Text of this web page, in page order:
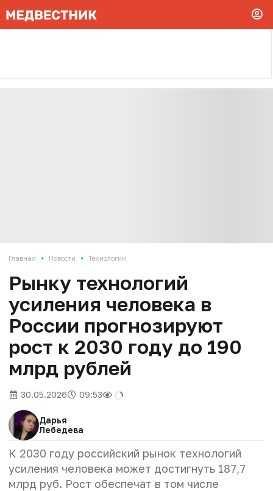
Главная • Новости • Технологии
Рынку технологий
усиления человека в
России прогнозируют
рост к 2030 году до 190
млрд рублей
30.05.2026 09:53
Дарья
Лебедева
К 2030 году российский рынок технологий
усиления человека может достигнуть 187,7
млрд руб. Рост обеспечат в том числе